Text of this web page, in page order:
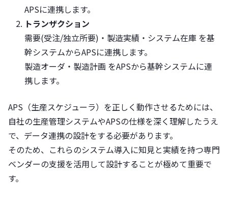
APSに連携します。
トランザクション
需要(受注/独立所要)・製造実績・システム在庫 を基
幹システムからAPSに連携します。
製造オーダ・製造計画 をAPSから基幹システムに連
携します。
APS（生産スケジューラ）を正しく動作させるためには、
自社の生産管理システムやAPSの仕様を深く理解したうえ
で、データ連携の設計をする必要があります。
そのため、これらのシステム導入に知見と実績を持つ専門
ベンダーの支援を活用して設計することが極めて重要で
す。